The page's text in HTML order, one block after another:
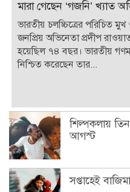
মারা গেছেন ‘গজনি’ খ্যাত
ভারতীয় চলচ্চিত্রের পরিচিত
জনপ্রিয় অভিনেতা প্রদীপ
হয়েছিল ৭৪ বছর। ভারতীয়
নিশ্চিত করেছেন তার...
শিল্পকলায়
আগস্ট
সপ্তাহেই